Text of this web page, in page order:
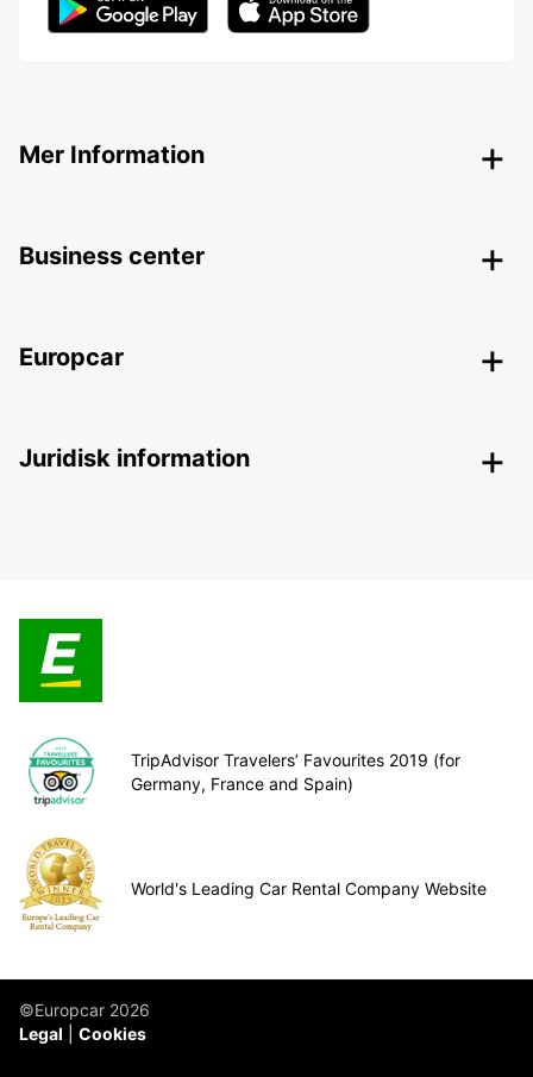
Mer Information
Business center
Europcar
Juridisk information
TripAdvisor Travelers’ Favourites 2019 (for
Germany, France and Spain)
World's Leading Car Rental Company Website
©Europcar 2026
Legal
Cookies